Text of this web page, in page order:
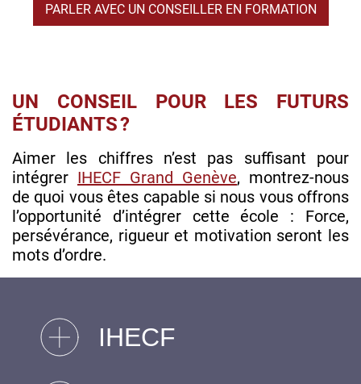
PARLER AVEC UN CONSEILLER EN FORMATION
UN CONSEIL POUR LES FUTURS
ÉTUDIANTS ?
Aimer les chiffres n’est pas suffisant pour
intégrer IHECF Grand Genève, montrez-nous
de quoi vous êtes capable si nous vous offrons
l’opportunité d’intégrer cette école : Force,
persévérance, rigueur et motivation seront les
mots d’ordre.
IHECF